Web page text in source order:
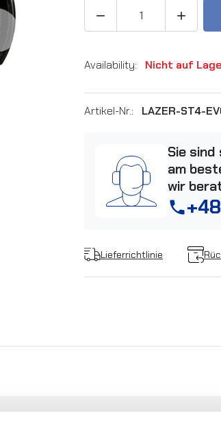
 
Availability: Nicht auf
Artikel-Nr.: LAZER-ST4-
Sie
am
wir
phone
Lieferrichtlinie